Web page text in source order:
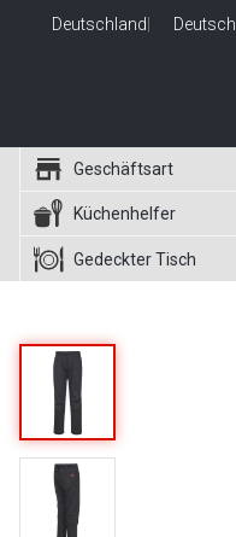
Deutschland Deutsch
Geschäftsart
Küchenhelfer
Gedeckter Tisch